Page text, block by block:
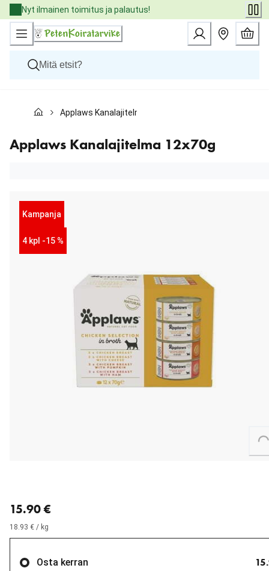
Skip
to
Content
Nyt ilmainen toimitus ja palautus!
Kissat
Eläinlääkäriruoat
Tuotemerkit
Applaws Kanalajitelma 12x70g
Applaws Kanalajitelma 12x70g
Kampanja
4 kpl -15 %
Loading...
15.90 €
18.93 € / kg
Osta kerran